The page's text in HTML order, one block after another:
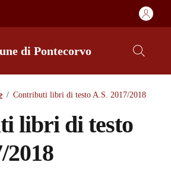
di Pontecorvo
/ Contributi libri di testo A.S. 2017/2018
libri di testo
2018